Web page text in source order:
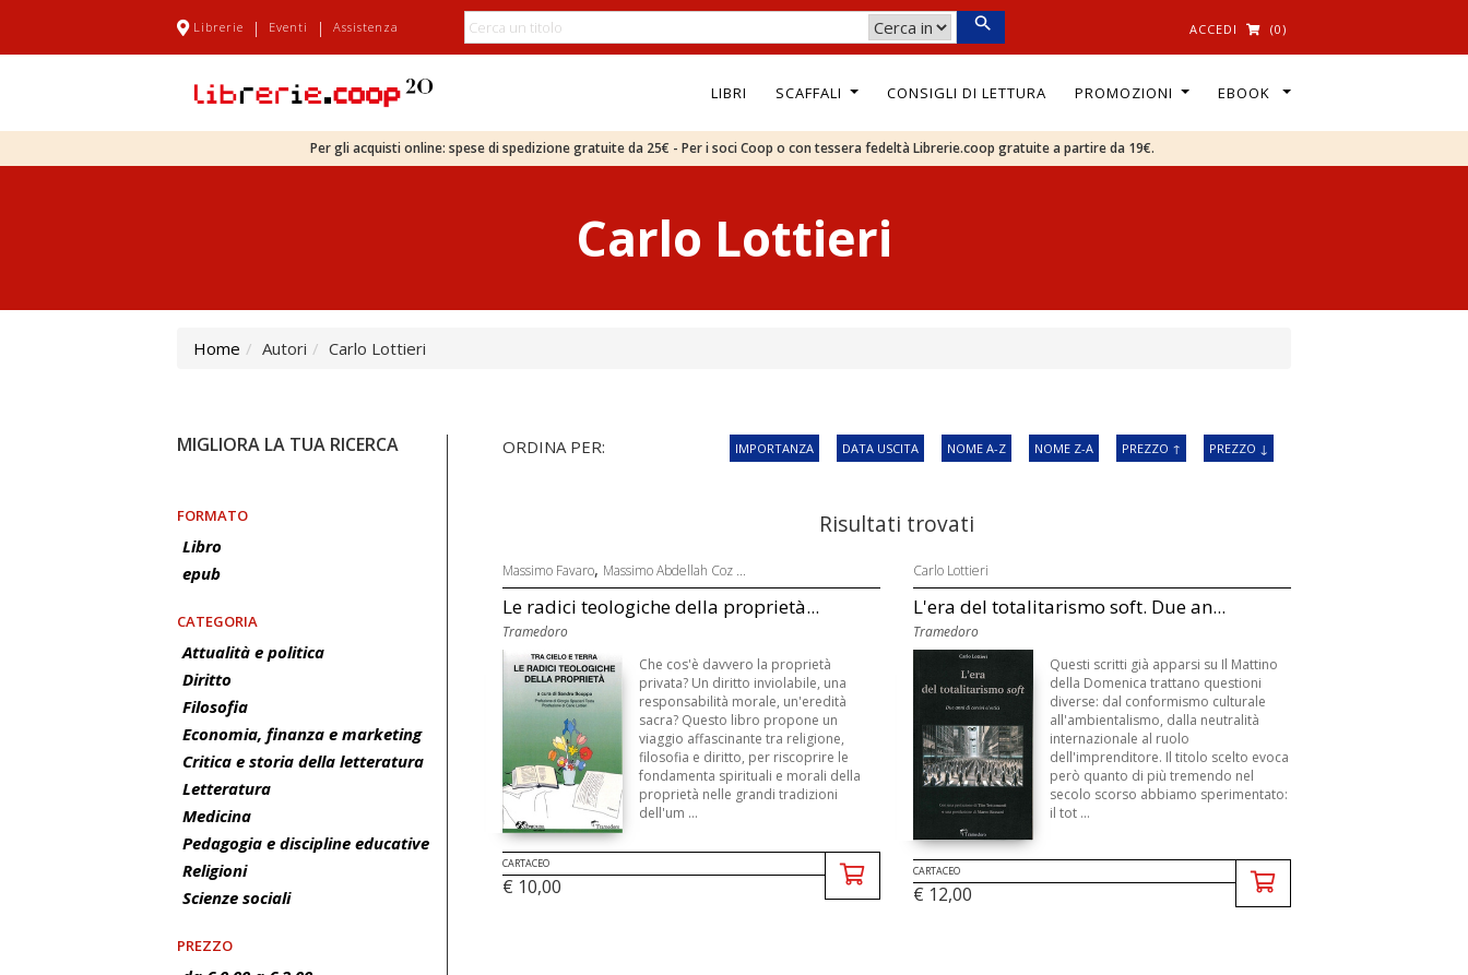
Librerie | Eventi | Assistenza ACCEDI (0)
LIBRI SCAFFALI CONSIGLI DI LETTURA PROMOZIONI EBOOK
Per gli acquisti online: spese di spedizione gratuite da 25€ - Per i soci Coop o con tessera fedeltà Librerie.coop gratuite a partire da 19€.
Carlo Lottieri
Home Autori Carlo Lottieri
MIGLIORA LA TUA RICERCA
FORMATO
Libro
epub
CATEGORIA
Attualità e politica
Diritto
Filosofia
Economia, finanza e marketing
Critica e storia della letteratura
Letteratura
Medicina
Pedagogia e discipline educative
Religioni
Scienze sociali
PREZZO
ORDINA PER: IMPORTANZA DATA USCITA NOME A-Z NOME Z-A PREZZO ↑ PREZZO ↓
Risultati trovati
Massimo Favaro, Massimo Abdellah Coz ...
Le radici teologiche della proprietà...
Tramedoro
Che cos'è davvero la proprietà
privata? Un diritto inviolabile, una
responsabilità morale, un'eredità
sacra? Questo libro propone un
viaggio affascinante tra religione,
filosofia e diritto, per riscoprire le
fondamenta spirituali e morali della
proprietà nelle grandi tradizioni
dell'um ...
CARTACEO
€ 10,00
Carlo Lottieri
L'era del totalitarismo soft. Due an...
Tramedoro
Questi scritti già apparsi su Il Mattino
della Domenica trattano questioni
diverse: dal conformismo culturale
all'ambientalismo, dalla neutralità
internazionale al ruolo
dell'imprenditore. Il titolo scelto evoca
però quanto di più tremendo nel
secolo scorso abbiamo sperimentato:
il tot ...
CARTACEO
€ 12,00